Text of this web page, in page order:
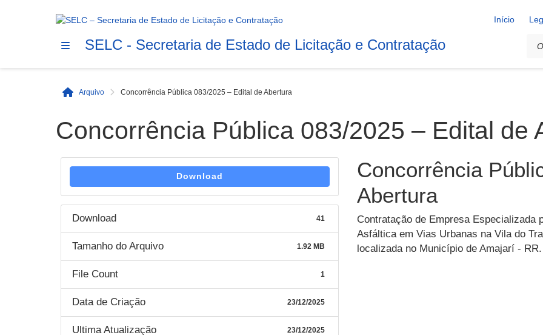
Início
SELC - Secretaria de Estado de Licitação e Contratação
Início
Arquivo Concorrência Pública 083/2025 – Edital de Abertura
Concorrência Pública 083/2025 – Edital de
Download
Download 41
Tamanho do Arquivo 1.92 MB
File Count 1
Data de Criação 23/12/2025
Ultima Atualização 23/12/2025
Concorrência
Abertura
Contratação de Empresa Especializada
Asfáltica em Vias Urbanas na Vila do
localizada no Município de Amajarí - RR.